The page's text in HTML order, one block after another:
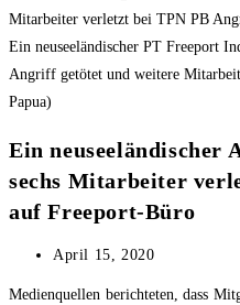
durchsuchen
Ein neuseeländischer PT Freeport
Angriff getötet und weitere
Papua)
Ein neuseeländischer
sechs Mitarbeiter
auf Freeport-Büro
Beitrag
April 15, 2020
Medienquellen berichteten, dass